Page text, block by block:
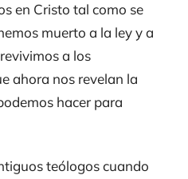
en Cristo tal como se
muerto a la ley y a
a los
ahora nos revelan la
hacer para
teólogos cuando